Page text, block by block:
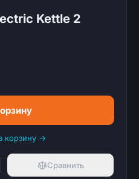
Kettle 2
корзину →
Сравнить